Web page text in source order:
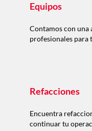
Equipos
Contamos con una
profesionales para
Refacciones
Encuentra
continuar tu